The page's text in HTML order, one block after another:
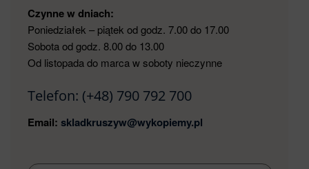
Czynne w dniach:
Poniedziałek – piątek od godz. 7.00 do 17.00
Sobota od godz. 8.00 do 13.00
Od listopada do marca w soboty nieczynne
Telefon: (+48) 790 792 700
Email: skladkruszyw@wykopiemy.pl